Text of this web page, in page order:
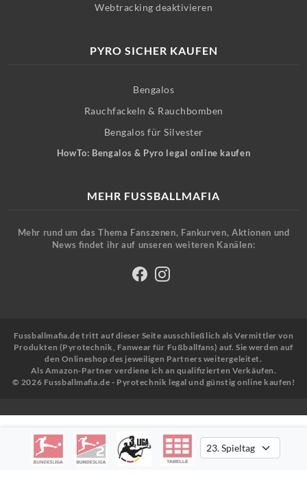
Webtracking deaktivieren
PYRO SICHER KAUFEN
Bengalos
Rauchfackeln & Rauchbomben
Bengalos für Silvester
HowTo: Bengalos & Pyro legal online kaufen
MEHR FUSSBALLMAFIA
Mehr rund um das Thema Fanszenen, Fankurven, Aktionen und
News findet ihr auf unseren weiteren Kanälen:
Fussballmafia.de tritt auf dieser Seite ausschließlich als Vermittler von
Produkten (Pyrotechnik, Fanwear für Fußballfans) auf. Sie werden auf
den Onlineshop des jeweiligen Partners weitergeleitet.
Als Amazon-Partner verdiene ich an qualifizierten Verkäufen.
© 2026 Fussballmafia.de - Pyrotechnik legal und günstig online kaufen!